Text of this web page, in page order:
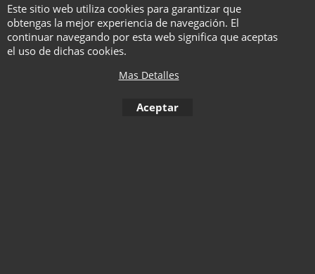
este producto, para que no te
pierdas ningún detalle.
Te proporcionamos el acceso a
acceso anexo a las instrucciones
Este sitio web utiliza cookies para garantizar que
obtengas la mejor experiencia de navegación. El
continuar navegando por esta web significa que aceptas
el uso de dichas cookies.
Mas Detalles
Aceptar